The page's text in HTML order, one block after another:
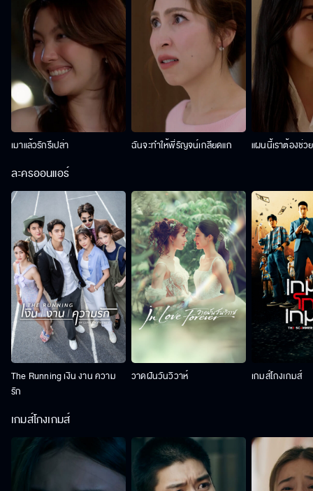
เมาแล้วรักรึเปล่า ฉันจะทำให้พี่รัญจน์เกลียดแก แผนนี้เราต้องช่ว
ละครออนแอร์
The Running เงิน งาน ความ
รัก
วาดฝันวันวิวาห์ เกมส์โกงเกมส์
เกมส์โกงเกมส์